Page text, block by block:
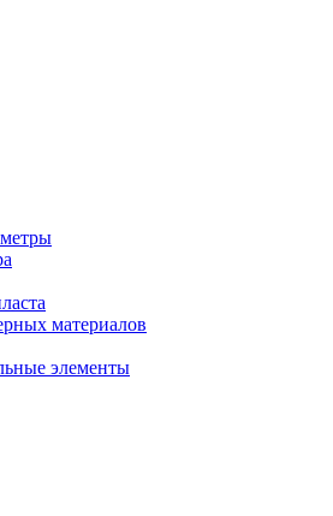
материалов
элементы